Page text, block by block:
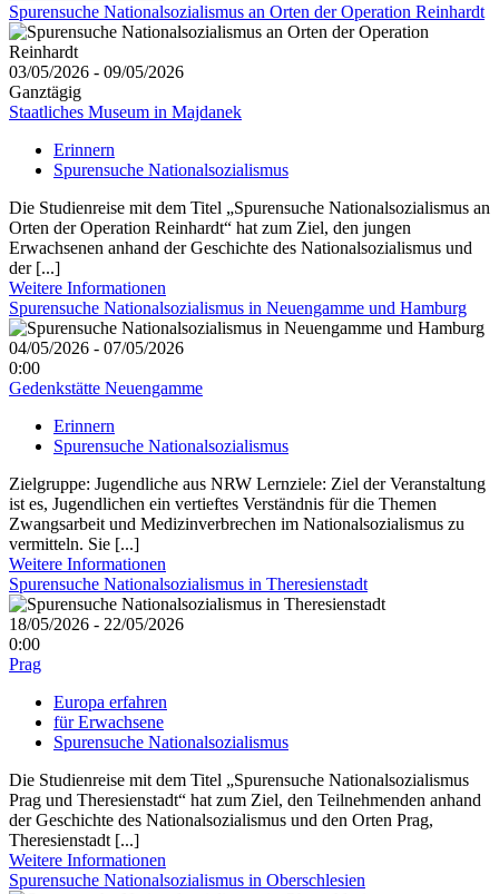
Spurensuche Nationalsozialismus an Orten der Operation Reinhardt
03/05/2026 - 09/05/2026
Ganztägig
Staatliches Museum in Majdanek
Erinnern
Spurensuche Nationalsozialismus
Die Studienreise mit dem Titel „Spurensuche Nationalsozialismus an
Orten der Operation Reinhardt“ hat zum Ziel, den jungen
Erwachsenen anhand der Geschichte des Nationalsozialismus und
der [...]
Weitere Informationen
Spurensuche Nationalsozialismus in Neuengamme und Hamburg
04/05/2026 - 07/05/2026
0:00
Gedenkstätte Neuengamme
Erinnern
Spurensuche Nationalsozialismus
Zielgruppe: Jugendliche aus NRW Lernziele: Ziel der Veranstaltung
ist es, Jugendlichen ein vertieftes Verständnis für die Themen
Zwangsarbeit und Medizinverbrechen im Nationalsozialismus zu
vermitteln. Sie [...]
Weitere Informationen
Spurensuche Nationalsozialismus in Theresienstadt
18/05/2026 - 22/05/2026
0:00
Prag
Europa erfahren
für Erwachsene
Spurensuche Nationalsozialismus
Die Studienreise mit dem Titel „Spurensuche Nationalsozialismus
Prag und Theresienstadt“ hat zum Ziel, den Teilnehmenden anhand
der Geschichte des Nationalsozialismus und den Orten Prag,
Theresienstadt [...]
Weitere Informationen
Spurensuche Nationalsozialismus in Oberschlesien